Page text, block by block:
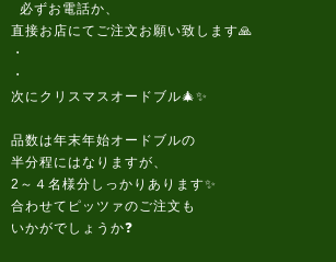
必ずお電話か、
直接お店にてご注文お願い致します🙏
・
・
次にクリスマスオードブル🎄✨
品数は年末年始オードブルの
半分程にはなりますが、
2～４名様分しっかりあります✨
合わせてピッツァのご注文も
いかがでしょうか❓️